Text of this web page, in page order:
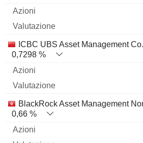
ICBC UBS Asset Management
0,7298 %
BlackRock Asset Management
0,66 %